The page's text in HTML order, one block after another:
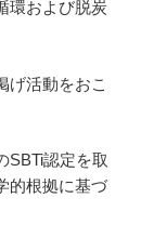
環および脱炭
げ活動をおこ
SBTi認定を取
的根拠に基づ